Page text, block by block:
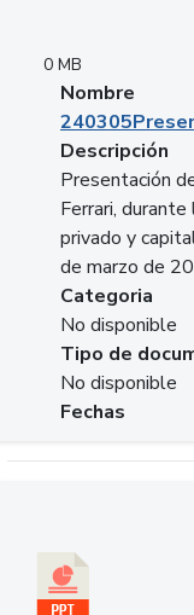
0 MB
Nombre
Descripción
Presentación
Ferrari,
privado y
de marzo de
Categoria
No disponible
Tipo de
No disponible
Fechas